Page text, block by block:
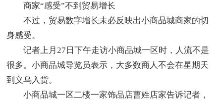
商家“感受”不到贸易增长
不过，贸易数字增长未必反映出小商品城商家的切
身感受。
记者上月27日下午走访小商品城一区时，人流不是
很多。小商品城导览员表示，大多数商人不会在星期天
到义乌入货。
小商品城一区二楼一家饰品店曹姓店家告诉记者，